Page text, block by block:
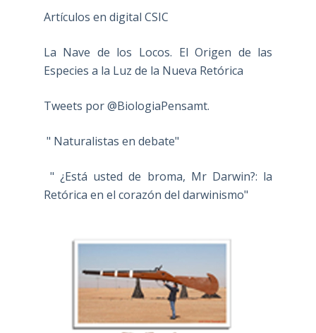
Artículos en digital CSIC
La Nave de los Locos. El Origen de las
Especies a la Luz de la Nueva Retórica
Tweets por @BiologiaPensamt.
" Naturalistas en debate"
" ¿Está usted de broma, Mr Darwin?: la
Retórica en el corazón del darwinismo"